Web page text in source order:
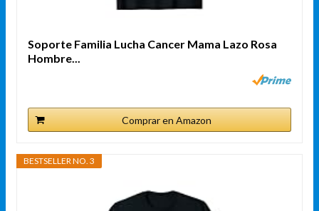
Soporte Familia Lucha Cancer Mama Lazo Rosa
Hombre...
Comprar en Amazon
BESTSELLER NO. 3